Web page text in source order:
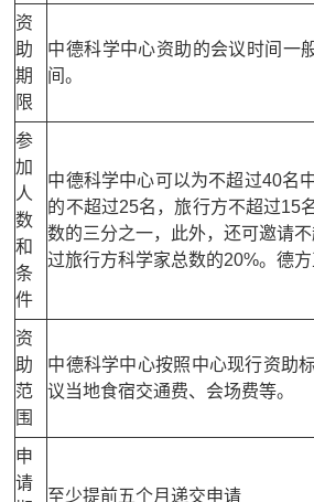
资
助
期
限
中德科学中心资助的会议时间一
间。
参
加
人
数
和
条
件
中德科学中心可以为不超过40名
的不超过25名，旅行方不超过15
数的三分之一，此外，还可邀请
过旅行方科学家总数的20%。德
资
助
范
围
中德科学中心按照中心现行资助
议当地食宿交通费、会场费等。
申
请
至少提前五个月递交申请